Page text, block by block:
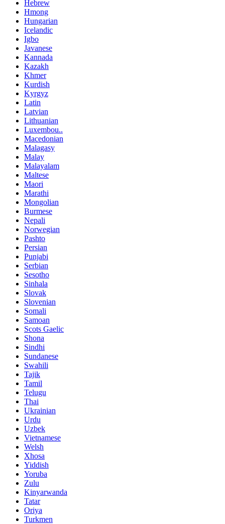
Hebrew
Hmong
Hungarian
Icelandic
Igbo
Javanese
Kannada
Kazakh
Khmer
Kurdish
Kyrgyz
Latin
Latvian
Lithuanian
Luxembou..
Macedonian
Malagasy
Malay
Malayalam
Maltese
Maori
Marathi
Mongolian
Burmese
Nepali
Norwegian
Pashto
Persian
Punjabi
Serbian
Sesotho
Sinhala
Slovak
Slovenian
Somali
Samoan
Scots Gaelic
Shona
Sindhi
Sundanese
Swahili
Tajik
Tamil
Telugu
Thai
Ukrainian
Urdu
Uzbek
Vietnamese
Welsh
Xhosa
Yiddish
Yoruba
Zulu
Kinyarwanda
Tatar
Oriya
Turkmen